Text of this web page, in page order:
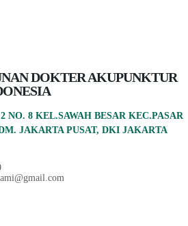
DOKTER AKUPUNKTUR
NO. 8 KEL.SAWAH BESAR KEC.PASAR
JAKARTA PUSAT, DKI JAKARTA